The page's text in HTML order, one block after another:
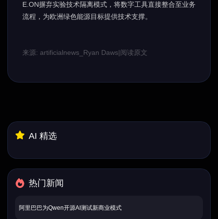
E.ON摒弃实验技术隔离模式，将数字工具直接整合至业务
流程，为欧洲绿色能源目标提供技术支撑。
来源: artificialnews_Ryan Daws|阅读原文
AI 精选
热门新闻
阿里巴巴为Qwen开源AI测试新商业模式